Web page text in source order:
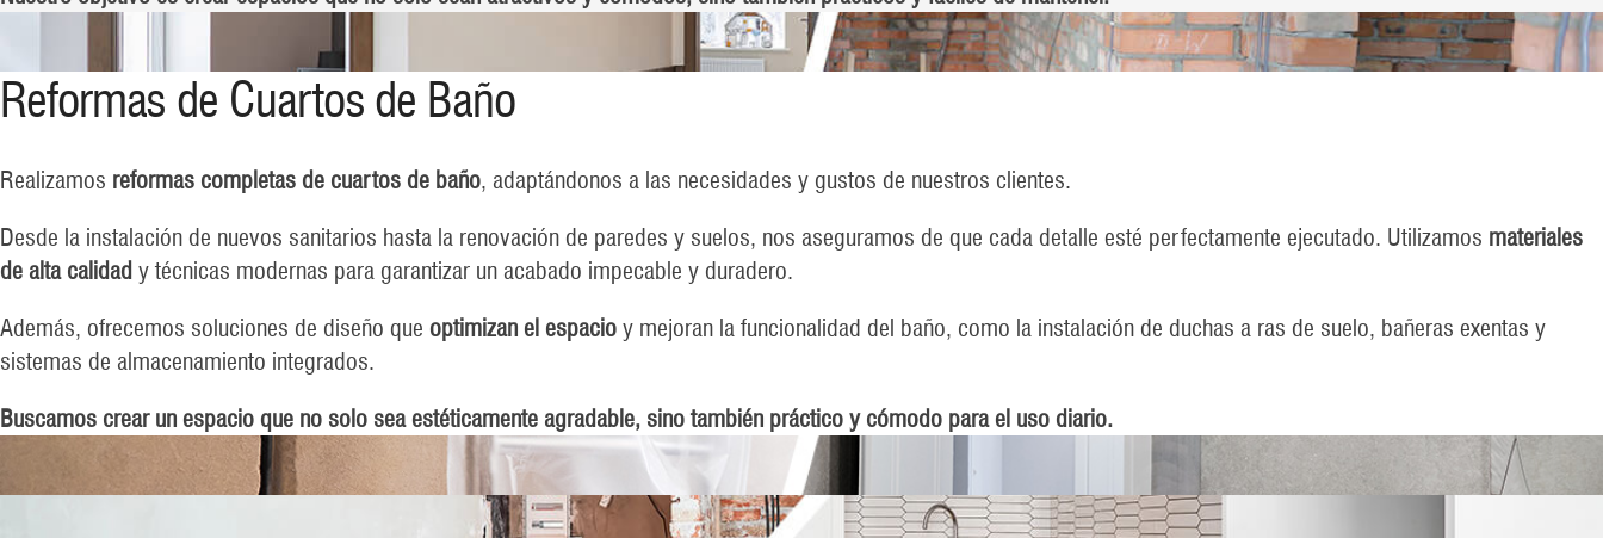
Reformas de Cuartos de Baño
Realizamos reformas completas de cuartos de baño, adaptándonos a las necesidades y gustos de nuestros clientes.
Desde la instalación de nuevos sanitarios hasta la renovación de paredes y suelos, nos aseguramos de que cada detalle esté perfectamente ejecutado. Utilizamos materiales
de alta calidad y técnicas modernas para garantizar un acabado impecable y duradero.
Además, ofrecemos soluciones de diseño que optimizan el espacio y mejoran la funcionalidad del baño, como la instalación de duchas a ras de suelo, bañeras exentas y
sistemas de almacenamiento integrados.
Buscamos crear un espacio que no solo sea estéticamente agradable, sino también práctico y cómodo para el uso diario.